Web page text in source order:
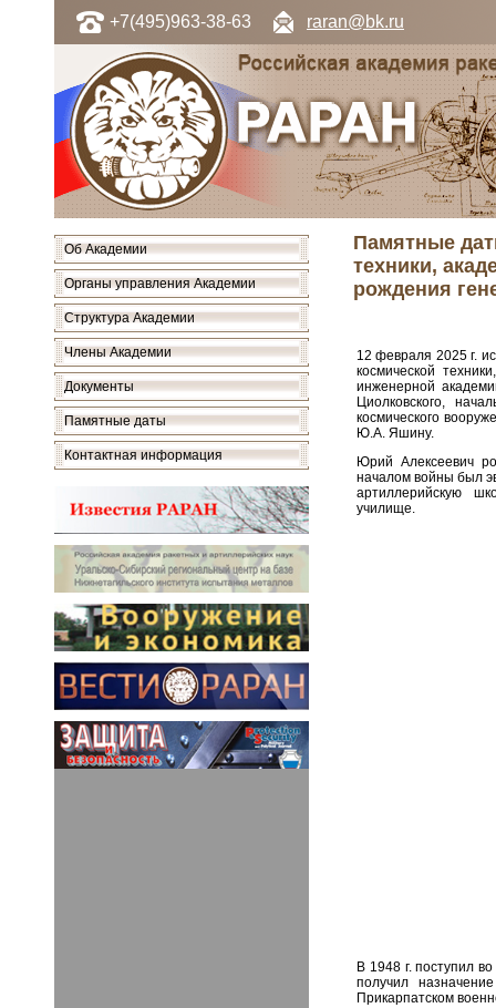
+7(495)963-38-63 raran@bk.ru
Об Академии
Органы управления Академии
Структура Академии
Члены Академии
Документы
Памятные даты
Контактная информация
Памятные
техники,
рождения
12 февраля 2025 г.
космической
инженерной
Циолковского,
космического
Ю.А. Яшину.
Юрий Алексеевич
началом войны был
артиллерийскую
училище.
В 1948 г. поступил
получил
Прикарпатском